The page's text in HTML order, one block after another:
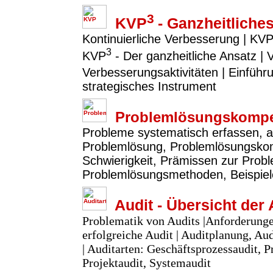
KVP3 -
Kontinuierliche Verbesserung |
KVP3 - Der ganzheitliche Ansatz |
Verbesserungsaktivitäten |
strategisches Instrument
Probleme systematisch erfassen,
Problemlösung,
Schwierigkeit, Prämissen zur
Problemlösungsmethoden,
Audit - Übersicht der
Problematik von Audits
erfolgreiche Audit | Auditplanung,
| Auditarten: Geschäftsprozessaudit,
Projektaudit, Systemaudit